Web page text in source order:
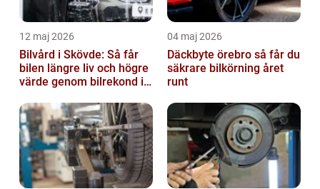
12 maj 2026
Bilvård i Skövde: Så får
bilen längre liv och högre
värde genom bilrekond i
04 maj 2026
Däckbyte örebro så får du
säkrare bilkörning året
runt